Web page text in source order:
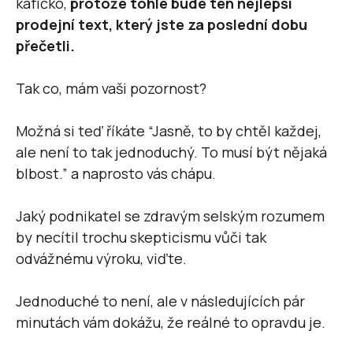
prodejní text, který jste za poslední dobu
přečetli.
Tak co, mám vaši pozornost?
Možná si teď říkáte “Jasně, to by chtěl každej,
ale není to tak jednoduchý. To musí být nějaká
blbost.” a naprosto vás chápu.
Jaký podnikatel se zdravým selským rozumem
by necítil trochu skepticismu vůči tak
odvážnému výroku, viďte.
Jednoduché to není, ale v následujících pár
minutách vám dokážu, že reálné to opravdu je.